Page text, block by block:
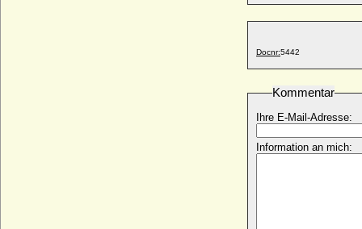
Docnr:5442
Kommentar
Ihre E-Mail-Adresse:
Information an mich: